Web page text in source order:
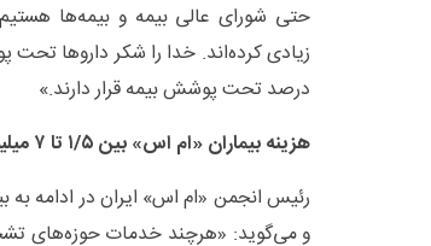
حتی شورای عالی بیمه و بیمه‌ها
درصد تحت پوشش بیمه قرار دارند.»
هزینه بیماران «ام اس» بین ۱/۵ تا ۷ میلیون تومان در ماه است
رئیس انجمن «ام اس» ایران در ادامه به
و می‌گوید: «هرچند خدمات حوزه‌های